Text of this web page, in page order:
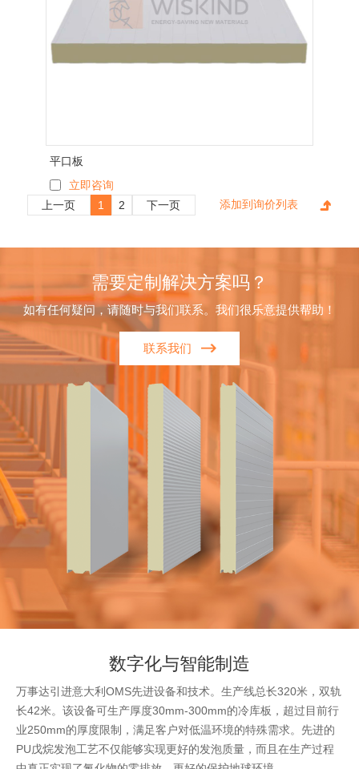
平口板
立即咨询
上一页
1 2 下一页
需要定制解决方案吗？
如有任何疑问，请随时与我们联系。我们很乐意提供帮助！
联系我们
数字化与智能制造
万事达引进意大利OMS先进设备和技术。生产线总长320米，双轨
长42米。该设备可生产厚度30mm-300mm的冷库板，超过目前行
业250mm的厚度限制，满足客户对低温环境的特殊需求。先进的
PU戊烷发泡工艺不仅能够实现更好的发泡质量，而且在生产过程